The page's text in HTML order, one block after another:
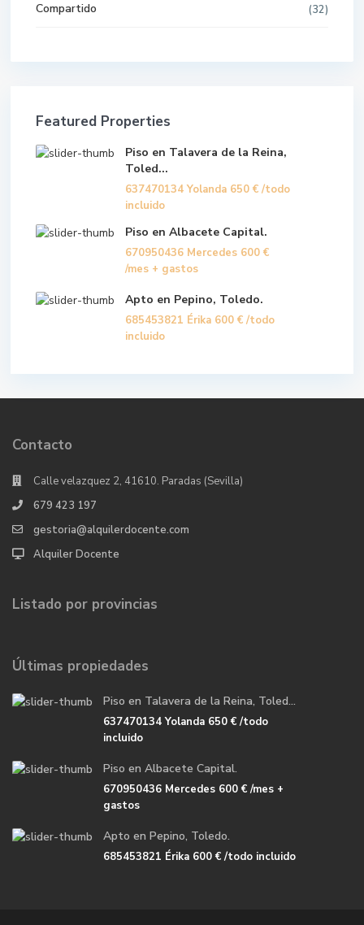
Compartido (32)
Featured Properties
Piso en Talavera de la Reina,
Toled...
637470134 Yolanda 650 € /todo
incluido
Piso en Albacete Capital.
670950436 Mercedes 600 €
/mes + gastos
Apto en Pepino, Toledo.
685453821 Érika 600 € /todo
incluido
Contacto
Calle velazquez 2, 41610. Paradas (Sevilla)
679 423 197
gestoria@alquilerdocente.com
Alquiler Docente
Listado por provincias
Últimas propiedades
Piso en Talavera de la Reina, Toled...
637470134 Yolanda 650 €/todo
incluido
Piso en Albacete Capital.
670950436 Mercedes 600 €/mes +
gastos
Apto en Pepino, Toledo.
685453821 Érika 600 €/todo incluido